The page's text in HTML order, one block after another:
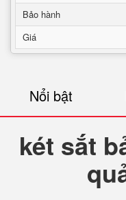
Bảo hành
Giá
Nổi bật
két sắt